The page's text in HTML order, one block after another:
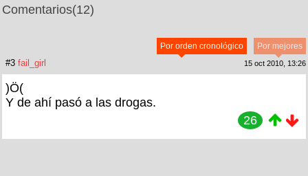
Comentarios(12)
Por mejores
Por orden cronológico
#3 fail_girl 15 oct 2010, 13:26
)Ö(
Y de ahí pasó a las drogas.
26